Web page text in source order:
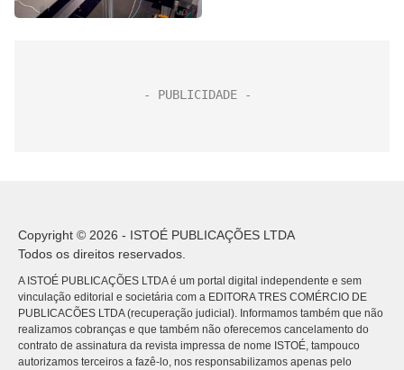
Copyright © 2026 - ISTOÉ PUBLICAÇÕES LTDA
Todos os direitos reservados.
A ISTOÉ PUBLICAÇÕES LTDA é um portal digital independente e sem
vinculação editorial e societária com a EDITORA TRES COMÉRCIO DE
PUBLICACÕES LTDA (recuperação judicial). Informamos também que não
realizamos cobranças e que também não oferecemos cancelamento do
contrato de assinatura da revista impressa de nome ISTOÉ, tampouco
autorizamos terceiros a fazê-lo, nos responsabilizamos apenas pelo